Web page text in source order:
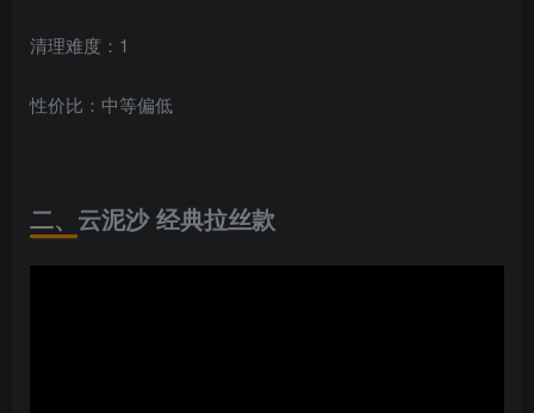
清理难度：1
性价比：中等偏低
二、云泥沙 经典拉丝款